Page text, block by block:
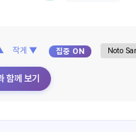
작게 ▼ 집중 ON
함께 보기